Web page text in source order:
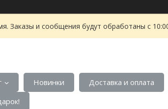
Заказы и сообщения будут обработаны с
Новинки Доставка и оплата